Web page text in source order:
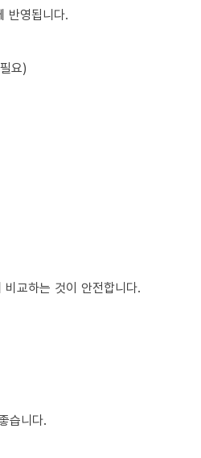
반영됩니다.
요)
교하는 것이 안전합니다.
습니다.